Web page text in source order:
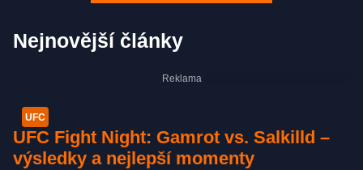
Nejnovější články
UFC
UFC Fight Night: Gamrot vs. Salkilld –
výsledky a nejlepší momenty